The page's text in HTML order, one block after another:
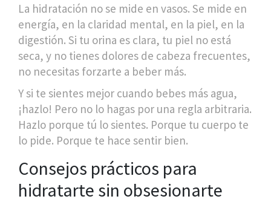
La hidratación no se mide en vasos. Se mide en
energía, en la claridad mental, en la piel, en la
digestión. Si tu orina es clara, tu piel no está
seca, y no tienes dolores de cabeza frecuentes,
no necesitas forzarte a beber más.
Y si te sientes mejor cuando bebes más agua,
¡hazlo! Pero no lo hagas por una regla arbitraria.
Hazlo porque tú lo sientes. Porque tu cuerpo te
lo pide. Porque te hace sentir bien.
Consejos prácticos para
hidratarte sin obsesionarte